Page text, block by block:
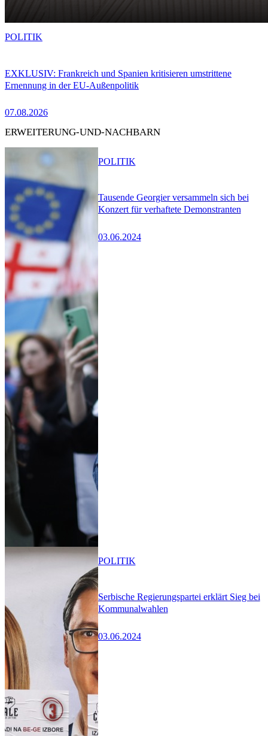
EXKLUSIV: Frankreich und Spanien kritisieren umstrittene
Ernennung in der EU-Außenpolitik
07.08.2026
POLITIK
ERWEITERUNG-UND-NACHBARN
Tausende Georgier versammeln sich bei
Konzert für verhaftete Demonstranten
03.06.2024
POLITIK
Serbische Regierungspartei erklärt Sieg bei
Kommunalwahlen
03.06.2024
POLITIK